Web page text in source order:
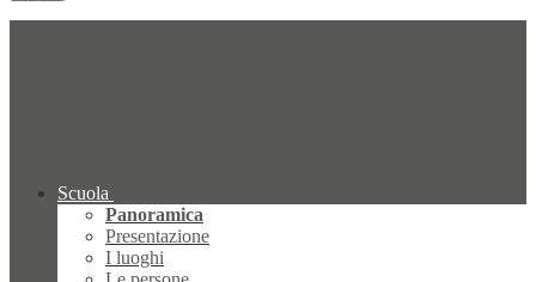
Scuola
Panoramica
Presentazione
I luoghi